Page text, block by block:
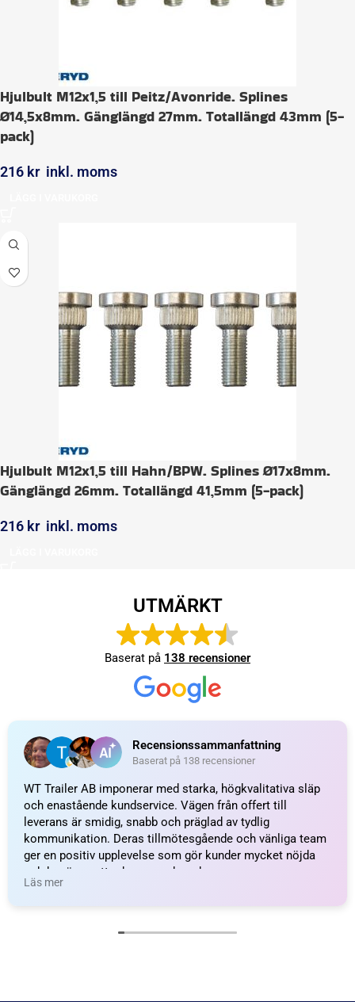
Hjulbult M12x1,5 till Peitz/Avonride. Splines
Ø14,5x8mm. Gänglängd 27mm. Totallängd 43mm (5-
pack)
216 kr inkl. moms
Hjulbult M12x1,5 till Hahn/BPW. Splines Ø17x8mm.
Gänglängd 26mm. Totallängd 41,5mm (5-pack)
216 kr inkl. moms
UTMÄRKT
Baserat på 138 recensioner
Recensionssammanfattning
Baserat på 138 recensioner
WT Trailer AB imponerar med starka, högkvalitativa släp
och enastående kundservice. Vägen från offert till
leverans är smidig, snabb och präglad av tydlig
kommunikation. Deras tillmötesgående och vänliga team
ger en positiv upplevelse som gör kunder mycket nöjda
och benägna att rekommendera dem.
Läs mer